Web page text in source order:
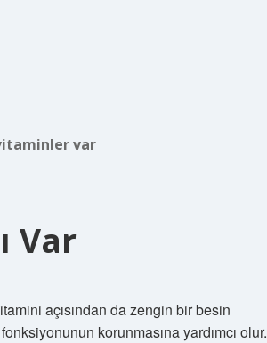
var
Var
açısından da zengin bir besin
korunmasına yardımcı olur.